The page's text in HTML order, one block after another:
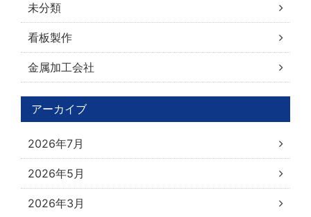
未分類
看板製作
金属加工会社
アーカイブ
2026年7月
2026年5月
2026年3月